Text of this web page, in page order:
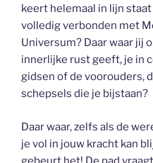
keert helemaal in lijn
volledig verbonden met
Universum? Daar waar jij
innerlijke rust geeft, je in
gidsen of de voorouders,
schepsels die je bijstaan?
Daar waar, zelfs als de
je vol in jouw kracht kan